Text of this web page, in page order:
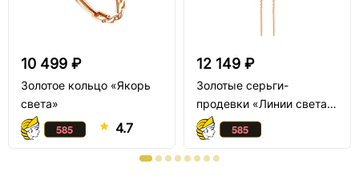
10 499 ₽
Золотое кольцо «Якорь
света»
4.7
12 149 ₽
Золотые серьги-
продевки «Линии света»
с фианитом